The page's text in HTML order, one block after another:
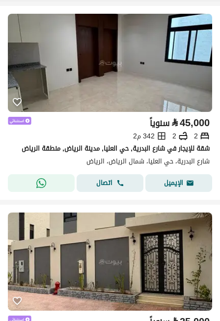
⃁45,000 سنوياً
2
2
342 م2
شقة للإيجار في شارع البدرية, حي العليا, مدينة الرياض, منطقة الرياض
شارع البدرية، حي العليا، شمال الرياض، الرياض
الإيميل
اتصال